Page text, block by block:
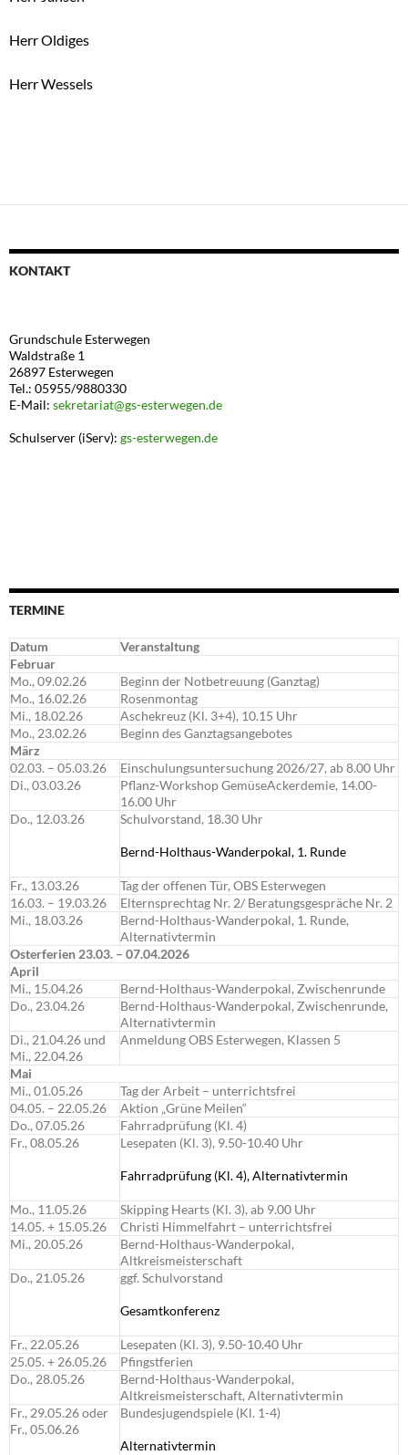
Herr Oldiges
Herr Wessels
KONTAKT
Grundschule Esterwegen
Waldstraße 1
26897 Esterwegen
Tel.: 05955/9880330
E-Mail: sekretariat@gs-esterwegen.de
Schulserver (iServ): gs-esterwegen.de
TERMINE
Datum
Veranstaltung
Februar
Mo., 09.02.26
Beginn der Notbetreuung (Ganztag)
Mo., 16.02.26
Rosenmontag
Mi., 18.02.26
Aschekreuz (Kl. 3+4), 10.15 Uhr
Mo., 23.02.26
Beginn des Ganztagsangebotes
März
02.03. – 05.03.26
Einschulungsuntersuchung 2026/27, ab 8.00 Uhr
Di., 03.03.26
Pflanz-Workshop GemüseAckerdemie, 14.00-
16.00 Uhr
Do., 12.03.26
Schulvorstand, 18.30 Uhr
Bernd-Holthaus-Wanderpokal, 1. Runde
Fr., 13.03.26
Tag der offenen Tür, OBS Esterwegen
16.03. – 19.03.26
Elternsprechtag Nr. 2/ Beratungsgespräche Nr. 2
Mi., 18.03.26
Bernd-Holthaus-Wanderpokal, 1. Runde,
Alternativtermin
Osterferien 23.03. – 07.04.2026
April
Mi., 15.04.26
Bernd-Holthaus-Wanderpokal, Zwischenrunde
Do., 23.04.26
Bernd-Holthaus-Wanderpokal, Zwischenrunde,
Alternativtermin
Di., 21.04.26 und
Mi., 22.04.26
Anmeldung OBS Esterwegen, Klassen 5
Mai
Mi., 01.05.26
Tag der Arbeit – unterrichtsfrei
04.05. – 22.05.26
Aktion „Grüne Meilen“
Do., 07.05.26
Fahrradprüfung (Kl. 4)
Fr., 08.05.26
Lesepaten (Kl. 3), 9.50-10.40 Uhr
Fahrradprüfung (Kl. 4), Alternativtermin
Mo., 11.05.26
Skipping Hearts (Kl. 3), ab 9.00 Uhr
14.05. + 15.05.26
Christi Himmelfahrt – unterrichtsfrei
Mi., 20.05.26
Bernd-Holthaus-Wanderpokal,
Altkreismeisterschaft
Do., 21.05.26
ggf. Schulvorstand
Gesamtkonferenz
Fr., 22.05.26
Lesepaten (Kl. 3), 9.50-10.40 Uhr
25.05. + 26.05.26
Pfingstferien
Do., 28.05.26
Bernd-Holthaus-Wanderpokal,
Altkreismeisterschaft, Alternativtermin
Fr., 29.05.26 oder
Fr., 05.06.26
Bundesjugendspiele (Kl. 1-4)
Alternativtermin